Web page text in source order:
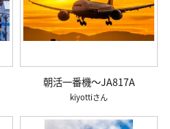
朝活一番機～JA817A
kiyotti